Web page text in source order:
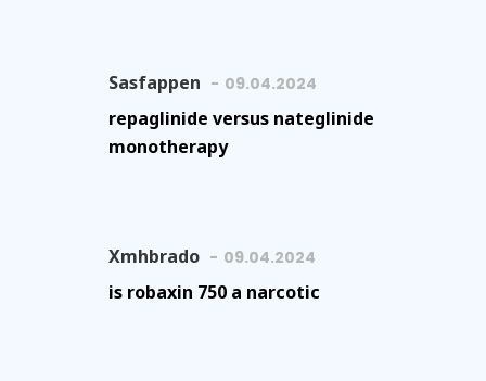
Sasfappen 09.04.2024
repaglinide versus nateglinide
monotherapy
Xmhbrado 09.04.2024
is robaxin 750 a narcotic